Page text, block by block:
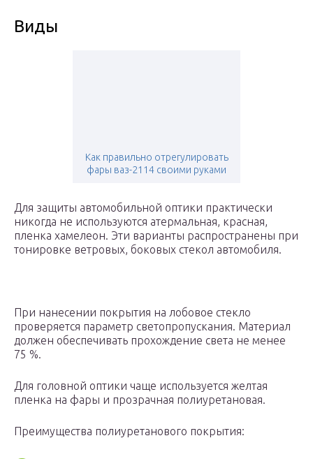
Виды
Как правильно отрегулировать
фары ваз-2114 своими руками
Для защиты автомобильной оптики практически
никогда не используются атермальная, красная,
пленка хамелеон. Эти варианты распространены при
тонировке ветровых, боковых стекол автомобиля.
При нанесении покрытия на лобовое стекло
проверяется параметр светопропускания. Материал
должен обеспечивать прохождение света не менее
75 %.
Для головной оптики чаще используется желтая
пленка на фары и прозрачная полиуретановая.
Преимущества полиуретанового покрытия: